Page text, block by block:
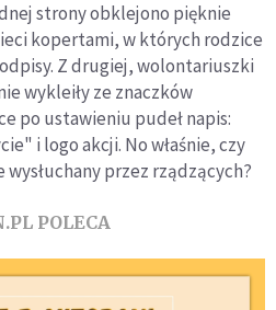
strony obklejono pięknie
kopertami, w których rodzice
Z drugiej, wolontariuszki
wykleiły ze znaczków
po ustawieniu pudeł napis:
i logo akcji. No właśnie, czy
przez rządzących?
POLECA